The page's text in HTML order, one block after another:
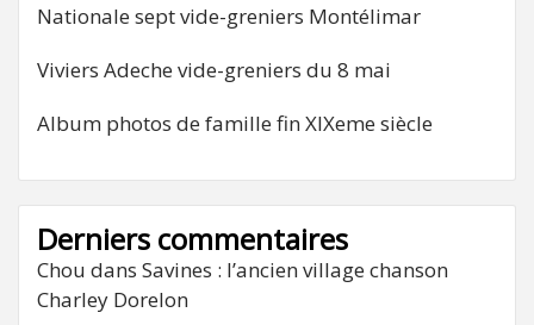
Nationale sept vide-greniers Montélimar
Viviers Adeche vide-greniers du 8 mai
Album photos de famille fin XIXeme siècle
Derniers commentaires
Chou dans Savines : l’ancien village chanson
Charley Dorelon